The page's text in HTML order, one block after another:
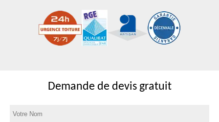
Demande de devis gratuit